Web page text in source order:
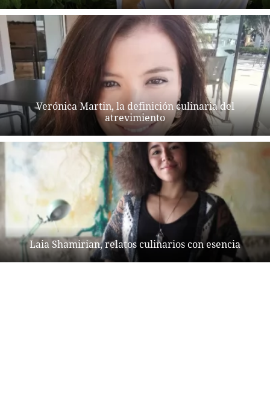
Verónica Martin, la definición culinaria del
atrevimiento
Laia Shamirian, relatos culinarios con esencia